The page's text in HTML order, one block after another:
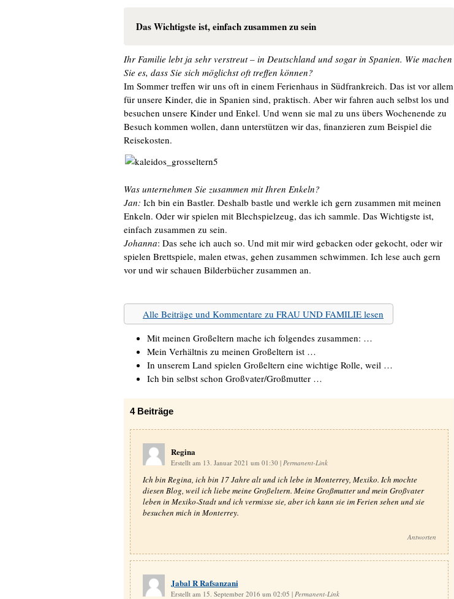
Das Wichtigste ist, einfach zusammen zu sein
Ihr Familie lebt ja sehr verstreut – in Deutschland und sogar in Spanien. Wie machen
Sie es, dass Sie sich möglichst oft treffen können?
Im Sommer treffen wir uns oft in einem Ferienhaus in Südfrankreich. Das ist vor allem
für unsere Kinder, die in Spanien sind, praktisch. Aber wir fahren auch selbst los und
besuchen unsere Kinder und Enkel. Und wenn sie mal zu uns übers Wochenende zu
Besuch kommen wollen, dann unterstützen wir das, finanzieren zum Beispiel die
Reisekosten.
Was unternehmen Sie zusammen mit Ihren Enkeln?
Jan: Ich bin ein Bastler. Deshalb bastle und werkle ich gern zusammen mit meinen
Enkeln. Oder wir spielen mit Blechspielzeug, das ich sammle. Das Wichtigste ist,
einfach zusammen zu sein.
Johanna: Das sehe ich auch so. Und mit mir wird gebacken oder gekocht, oder wir
spielen Brettspiele, malen etwas, gehen zusammen schwimmen. Ich lese auch gern
vor und wir schauen Bilderbücher zusammen an.
Alle Beiträge und Kommentare zu FRAU UND FAMILIE lesen
Mit meinen Großeltern mache ich folgendes zusammen: …
Mein Verhältnis zu meinen Großeltern ist …
In unserem Land spielen Großeltern eine wichtige Rolle, weil …
Ich bin selbst schon Großvater/Großmutter …
4Beiträge
Regina
Erstellt am 13. Januar 2021 um 01:30 | Permanent-Link
Ich bin Regina, ich bin 17 Jahre alt und ich lebe in Monterrey, Mexiko. Ich mochte
diesen Blog, weil ich liebe meine Großeltern. Meine Großmutter und mein Großvater
leben in Mexiko-Stadt und ich vermisse sie, aber ich kann sie im Ferien sehen und sie
besuchen mich in Monterrey.
Antworten
Jabal R Rafsanzani
Erstellt am 15. September 2016 um 02:05 | Permanent-Link